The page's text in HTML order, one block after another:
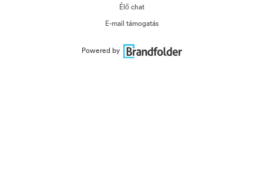
Élő chat
E-mail támogatás
Powered by